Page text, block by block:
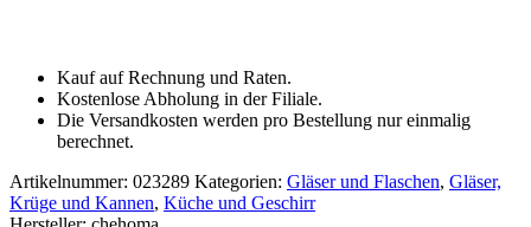
Kauf auf Rechnung und Raten.
Kostenlose Abholung in der Filiale.
Die Versandkosten werden pro Bestellung nur einmalig
berechnet.
Artikelnummer: 023289 Kategorien: Gläser und Flaschen, Gläser,
Krüge und Kannen, Küche und Geschirr